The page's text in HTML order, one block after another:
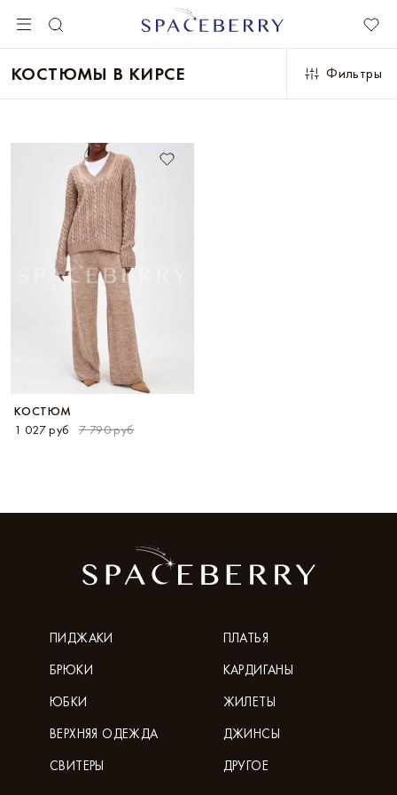
КОСТЮМЫ В КИРСЕ Фильтры
КОСТЮМ
1 027 руб
7 790 руб
ПИДЖАКИ
БРЮКИ
ЮБКИ
ВЕРХНЯЯ ОДЕЖДА
СВИТЕРЫ
ПЛАТЬЯ
КАРДИГАНЫ
ЖИЛЕТЫ
ДЖИНСЫ
ДРУГОЕ